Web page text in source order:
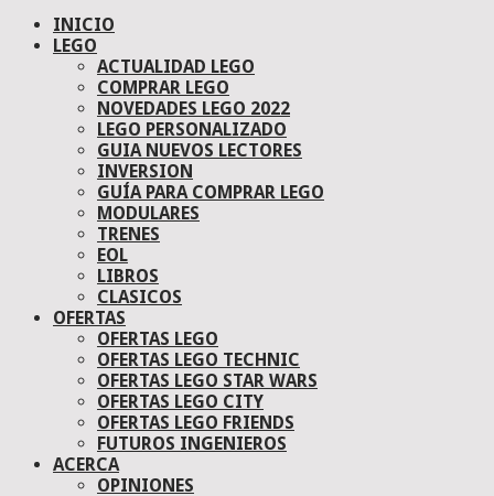
INICIO
LEGO
ACTUALIDAD LEGO
COMPRAR LEGO
NOVEDADES LEGO 2022
LEGO PERSONALIZADO
GUIA NUEVOS LECTORES
INVERSION
GUÍA PARA COMPRAR LEGO
MODULARES
TRENES
EOL
LIBROS
CLASICOS
OFERTAS
OFERTAS LEGO
OFERTAS LEGO TECHNIC
OFERTAS LEGO STAR WARS
OFERTAS LEGO CITY
OFERTAS LEGO FRIENDS
FUTUROS INGENIEROS
ACERCA
OPINIONES